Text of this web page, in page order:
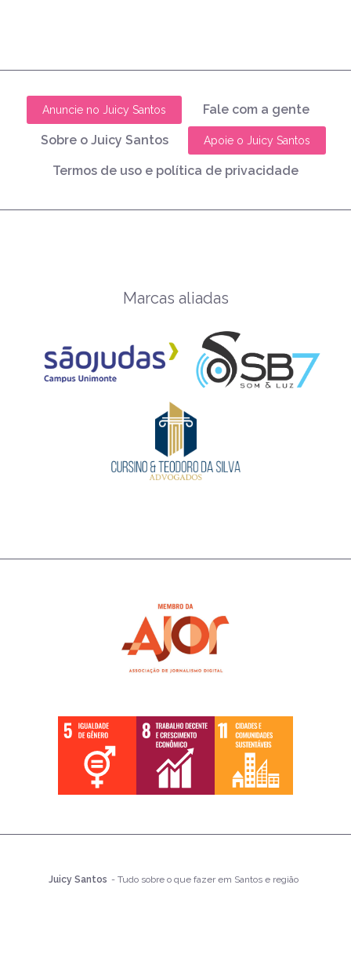
Anuncie no Juicy Santos Fale com a gente
Sobre o Juicy Santos Apoie o Juicy Santos
Termos de uso e política de privacidade
Marcas aliadas
Juicy Santos - Tudo sobre o que fazer em Santos e região